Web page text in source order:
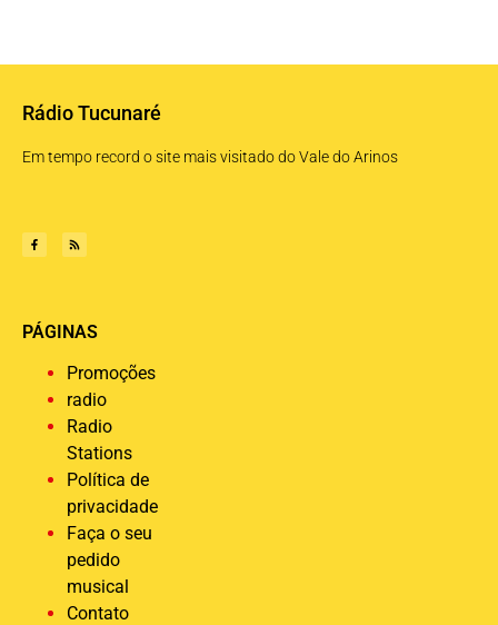
Rádio Tucunaré
Em tempo record o site mais visitado do Vale do Arinos
PÁGINAS
Promoções
radio
Radio
Stations
Política de
privacidade
Faça o seu
pedido
musical
Contato